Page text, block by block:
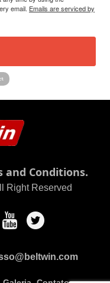
email. Emails are serviced by
and Conditions.
Right Reserved